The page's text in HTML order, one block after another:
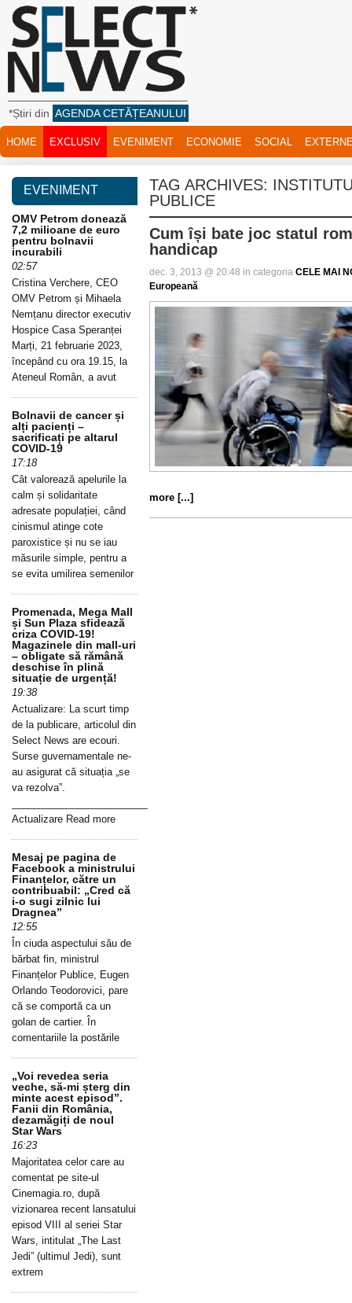
*Știri din AGENDA CETĂȚEANULUI
HOME EXCLUSIV EVENIMENT ECONOMIE SOCIAL
TAG ARCHIVES:
PUBLICE
Cum își bate joc statul
handicap
dec. 3, 2013 @ 20:48 in categoria CELE MAI
Europeană.
more [...]
EVENIMENT
OMV Petrom donează
7,2 milioane de euro
pentru bolnavii
incurabili
02:57
Cristina Verchere, CEO
OMV Petrom și Mihaela
Nemțanu director executiv
Hospice Casa Speranței
Marți, 21 februarie 2023,
începând cu ora 19.15, la
Ateneul Român, a avut
Bolnavii de cancer și
alți pacienți –
sacrificați pe altarul
COVID-19
17:18
Cât valorează apelurile la
calm și solidaritate
adresate populației, când
cinismul atinge cote
paroxistice și nu se iau
măsurile simple, pentru a
se evita umilirea semenilor
Promenada, Mega Mall
și Sun Plaza sfidează
criza COVID-19!
Magazinele din mall-uri
– obligate să rămână
deschise în plină
situație de urgență!
19:38
Actualizare: La scurt timp
de la publicare, articolul din
Select News are ecouri.
Surse guvernamentale ne-
au asigurat că situația „se
va rezolva”.
Actualizare Read more
Mesaj pe pagina de
Facebook a ministrului
Finanțelor, către un
contribuabil: „Cred că
i-o sugi zilnic lui
Dragnea”
12:55
În ciuda aspectului său de
bărbat fin, ministrul
Finanțelor Publice, Eugen
Orlando Teodorovici, pare
că se comportă ca un
golan de cartier. În
comentariile la postările
„Voi revedea seria
veche, să-mi șterg din
minte acest episod”.
Fanii din România,
dezamăgiți de noul
Star Wars
16:23
Majoritatea celor care au
comentat pe site-ul
Cinemagia.ro, după
vizionarea recent lansatului
episod VIII al seriei Star
Wars, intitulat „The Last
Jedi” (ultimul Jedi), sunt
extrem